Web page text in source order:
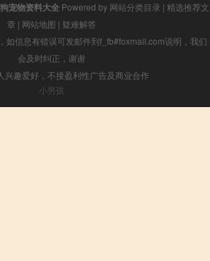
宠物资料大全Powered by 网站分类目录 | 精选推荐文
章 | 网站地图 | 疑难解答
如信息有错误可发邮件到f_fb#foxmail.com说明，我们
会及时纠正，谢谢
兴趣爱好，不接盈利性广告及商业合作
小男孩